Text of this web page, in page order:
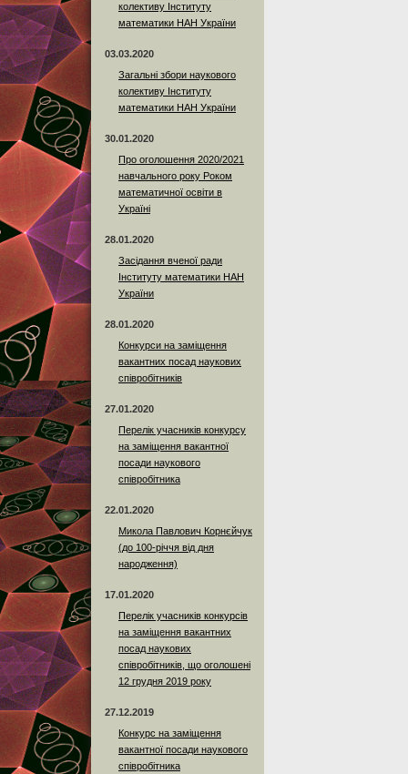
колективу Інституту
математики НАН України
03.03.2020
Загальні збори наукового
колективу Інституту
математики НАН України
30.01.2020
Про оголошення 2020/2021
навчального року Роком
математичної освіти в
Україні
28.01.2020
Засідання вченої ради
Інституту математики НАН
України
28.01.2020
Конкурси на заміщення
вакантних посад наукових
співробітників
27.01.2020
Перелік учасників конкурсу
на заміщення вакантної
посади наукового
співробітника
22.01.2020
Микола Павлович Корнєйчук
(до 100-річчя від дня
народження)
17.01.2020
Перелік учасників конкурсів
на заміщення вакантних
посад наукових
співробітників, що оголошені
12 грудня 2019 року
27.12.2019
Конкурс на заміщення
вакантної посади наукового
співробітника